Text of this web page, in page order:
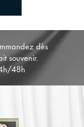
dès
souvenir.
48h